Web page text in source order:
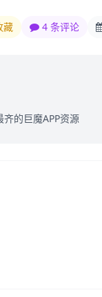
藏 4 条评论
的巨魔APP资源